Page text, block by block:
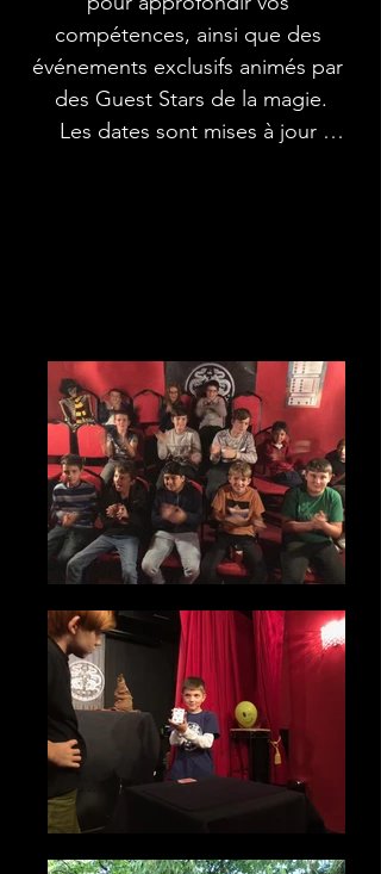
compétences, ainsi que des
événements exclusifs animés par
des Guest Stars de la magie.
Les dates sont mises à jour